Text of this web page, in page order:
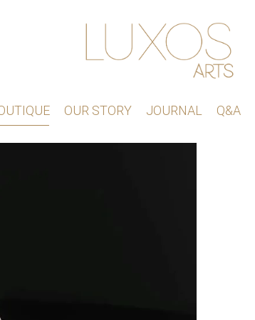
OUR STORY JOURNAL Q&A